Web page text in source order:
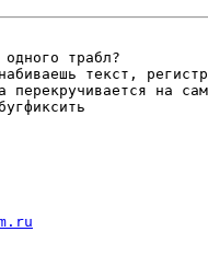
трабл?
текст,
перекручивается на